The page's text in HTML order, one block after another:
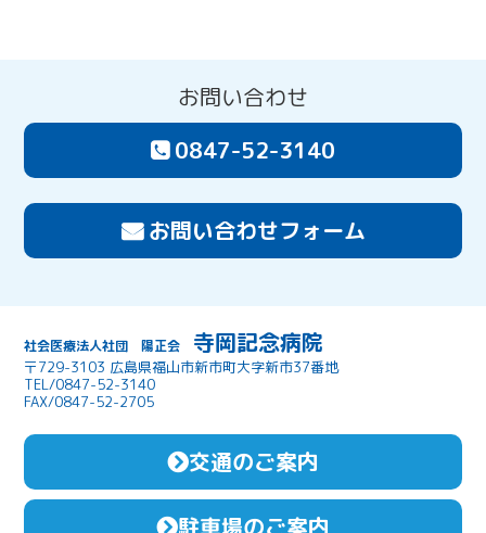
お問い合わせ
0847-52-3140
お問い合わせフォーム
社会医療法人社団 陽正会 寺岡記念病院
〒729-3103 広島県福山市新市町大字新市37番地
TEL/0847-52-3140
FAX/0847-52-2705
交通のご案内
駐車場のご案内